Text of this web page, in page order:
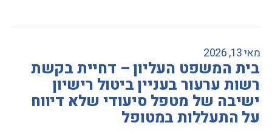
מאי 13, 2026
בית המשפט העליון – דחיית בקשת
רשות ערעור בעניין ביטול רישיון
ישיבה של מטפל סיעודי שלא דיווח
על התעללות במטופל